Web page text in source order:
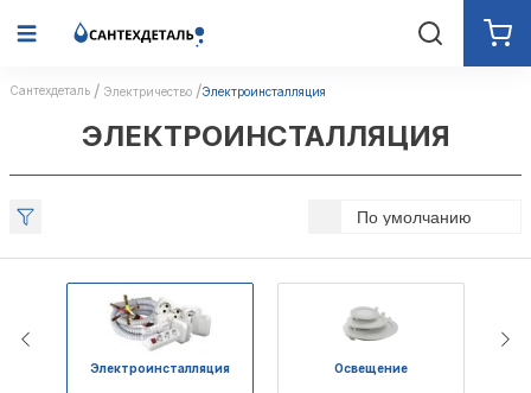
Сантехдеталь Электричество Электроинсталляция
ЭЛЕКТРОИНСТАЛЛЯЦИЯ
По умолчанию
Электроинсталляция Освещение